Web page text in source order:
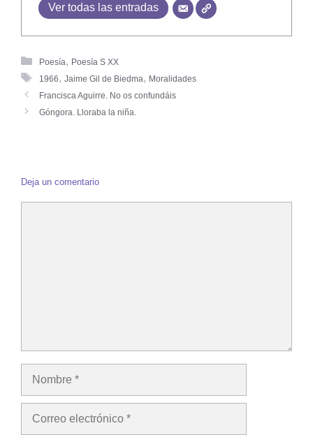
Ver todas las entradas
Poesía, Poesía S XX
1966, Jaime Gil de Biedma, Moralidades
Francisca Aguirre. No os confundáis
Góngora. Lloraba la niña.
Deja un comentario